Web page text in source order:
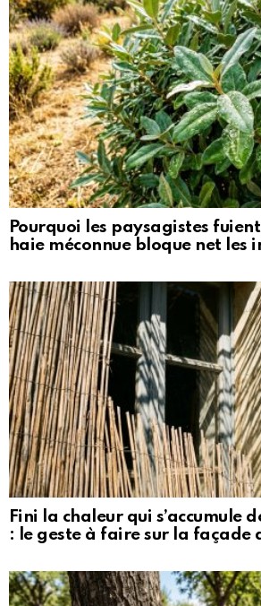
Pourquoi les paysagistes
haie méconnue bloque net les
Fini la chaleur qui s’accumule
: le geste à faire sur la façade